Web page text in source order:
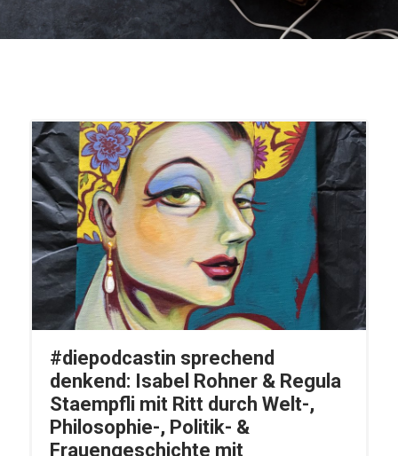
#diepodcastin sprechend
denkend: Isabel Rohner & Regula
Staempfli mit Ritt durch Welt-,
Philosophie-, Politik- &
Frauengeschichte mit